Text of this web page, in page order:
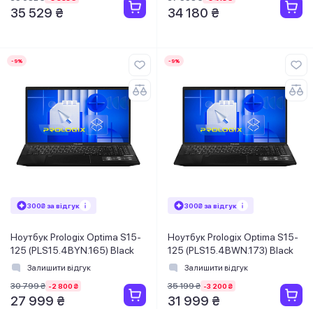
35 529 ₴ 34 180 ₴
-9%
300₴ за відгук
Ноутбук Prologix Optima S15-
125 (PLS15.4BYN.165) Black
Залишити відгук
30 799 ₴ -2 800 ₴
27 999 ₴
-9%
300₴ за відгук
Ноутбук Prologix Optima S15-
125 (PLS15.4BWN.173) Black
Залишити відгук
35 199 ₴ -3 200 ₴
31 999 ₴